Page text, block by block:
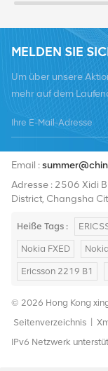
MELDEN SIE
Um über unsere
mehr auf dem
Email :
Adresse : 2506 Xidi
District, Changsha
Heiße Tags :
Nokia FXED
Ericsson 2219 B1
© 2026 Hong Kong
Seitenverzeichnis
IPv6 Netzwerk